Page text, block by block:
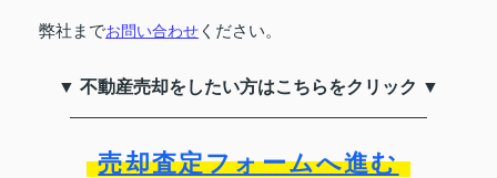
弊社までお問い合わせ ください。
▼ 不動産売却をしたい方はこちらをクリック ▼
売却査定フォームへ進む